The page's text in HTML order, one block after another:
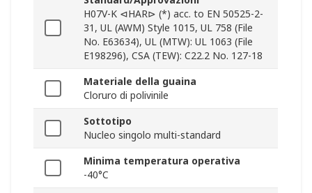
H07V-K ⊲HAR⊳ (*) acc. to EN 50525-2-
31, UL (AWM) Style 1015, UL 758 (File
No. E63634), UL (MTW): UL 1063 (File
E198296), CSA (TEW): C22.2 No. 127-18
Materiale della guaina
Cloruro di polivinile
Sottotipo
Nucleo singolo multi-standard
Minima temperatura operativa
-40°C